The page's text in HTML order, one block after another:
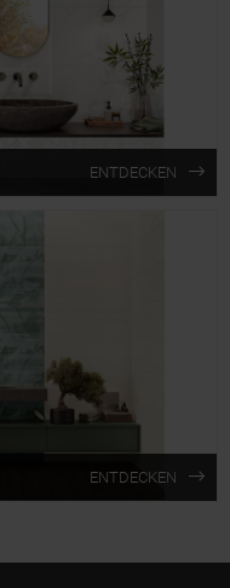
ENTDECKEN
ENTDECKEN